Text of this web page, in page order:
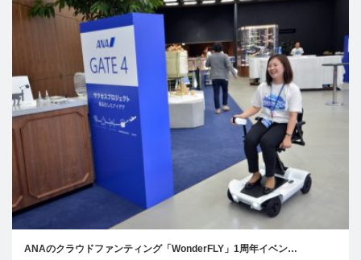
ANAのクラウドファンティング「WonderFLY」1周年イベン…